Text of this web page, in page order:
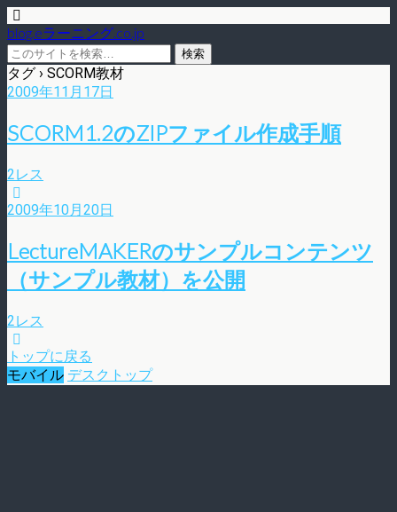
blog.eラーニング.co.jp
タグ › SCORM教材
2009年11月17日
SCORM1.2のZIPファイル作成手順
2レス
2009年10月20日
LectureMAKERのサンプルコンテンツ
（サンプル教材）を公開
2レス
トップに戻る
モバイル デスクトップ